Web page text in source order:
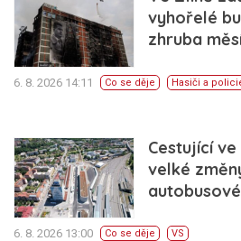
vyhořelé
zhruba
6. 8. 2026 14:11 Co se děje Hasiči a
Cestující
velké
6. 8. 2026 13:00 Co se děje VS